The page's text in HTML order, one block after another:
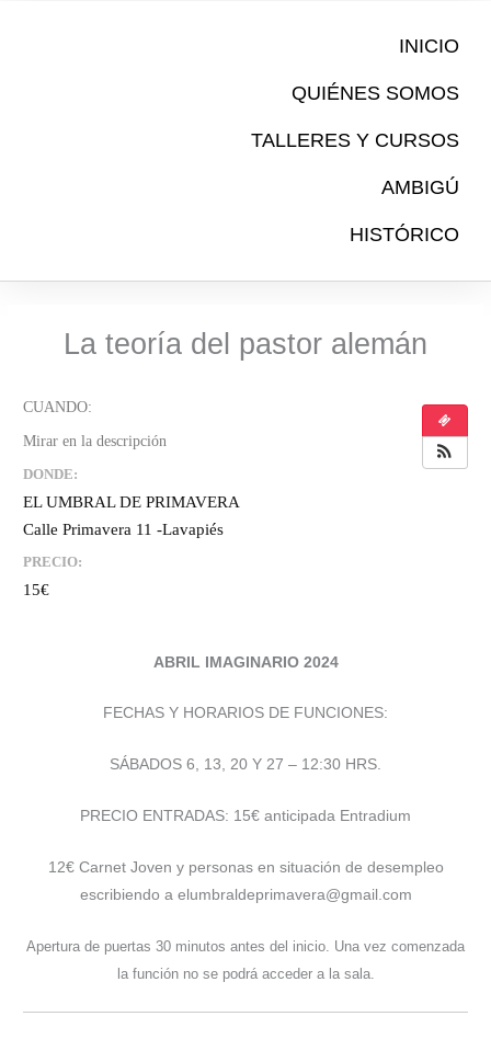
INICIO
QUIÉNES SOMOS
TALLERES Y CURSOS
AMBIGÚ
HISTÓRICO
La teoría del pastor alemán
DONDE:
EL UMBRAL DE PRIMAVERA
Calle Primavera 11 -Lavapiés
PRECIO:
15€
ABRIL IMAGINARIO 2024
FECHAS Y HORARIOS DE FUNCIONES:
SÁBADOS 6, 13, 20 Y 27 – 12:30 HRS.
PRECIO ENTRADAS: 15€ anticipada Entradium
12€ Carnet Joven y personas en situación de desempleo
escribiendo a elumbraldeprimavera@gmail.com
Apertura de puertas 30 minutos antes del inicio. Una vez comenzada
la función no se podrá acceder a la sala.